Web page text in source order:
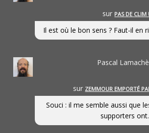
sur PAS DE CLIM !
Il est où le bon sens ? Faut-il en
Pascal
sur ZEMMOUR EMPORTÉ
Souci : il me semble aussi que
supporters